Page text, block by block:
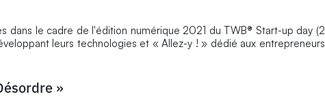
dans le cadre de l'édition numérique 2021 du TWB® Start-up day (2
leurs technologies et « Allez-y ! » dédié aux entrepreneurs
»